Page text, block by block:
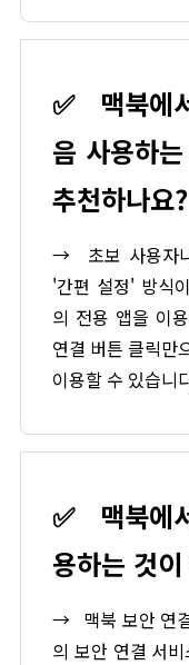
✅
맥북에
음 사용하
추천하나요?
→
초보 사용자
'간편 설정' 방식
의 전용 앱을 이
연결 버튼 클릭만
이용할 수 있습니
✅
맥북에
용하는 것
→ 맥북 보안 연
의 보안 연결 서